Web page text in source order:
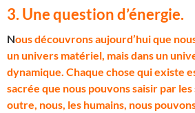
3. Une question d’énergie.
Nous découvrons aujourd’hui que
un univers matériel, mais dans un
dynamique. Chaque chose qui existe
sacrée que nous pouvons saisir par
outre, nous, les humains, nous